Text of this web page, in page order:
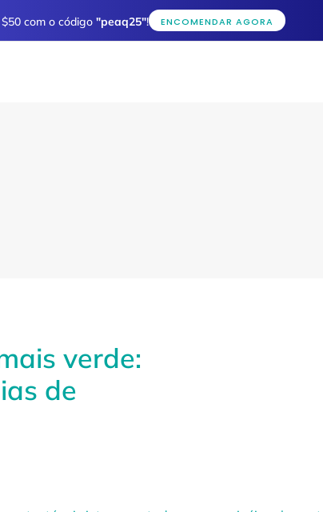
com o código "peaq25"! ENCOMENDAR AGORA
verde:
de